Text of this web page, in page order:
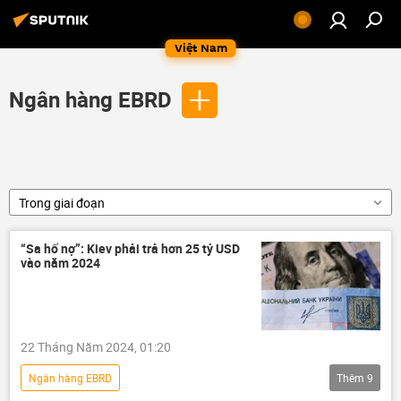
Việt Nam
Ngân hàng EBRD
Trong giai đoạn
“Sa hố nợ”: Kiev phải trả hơn 25 tỷ USD
vào năm 2024
22 Tháng Năm 2024, 01:20
Ngân hàng EBRD
Thêm 9